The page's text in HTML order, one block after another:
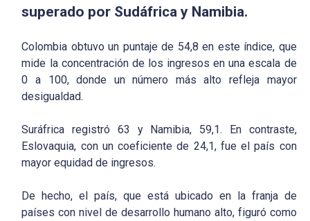
superado por Sudáfrica y Namibia.
Colombia obtuvo un puntaje de 54,8 en este índice, que
mide la concentración de los ingresos en una escala de
0 a 100, donde un número más alto refleja mayor
desigualdad.
Suráfrica registró 63 y Namibia, 59,1. En contraste,
Eslovaquia, con un coeficiente de 24,1, fue el país con
mayor equidad de ingresos.
De hecho, el país, que está ubicado en la franja de
países con nivel de desarrollo humano alto, figuró como